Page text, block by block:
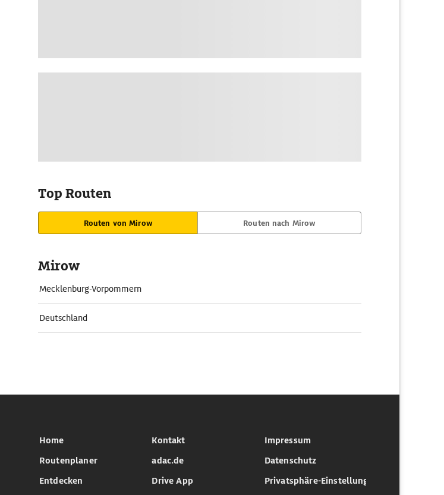
Top Routen
Routen von Mirow Routen nach Mirow
Mirow
Mecklenburg-Vorpommern
Deutschland
Home
Routenplaner
Entdecken
Kontakt
adac.de
Drive App
Impressum
Datenschutz
Privatsphäre-Einstellungen